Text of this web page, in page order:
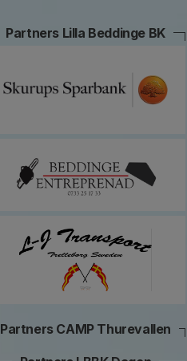
Partners Lilla Beddinge BK
Partners CAMP Thurevallen